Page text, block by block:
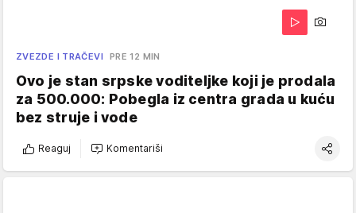
ZVEZDE I TRAČEVI PRE 12 MIN
Ovo je stan srpske voditeljke koji je prodala
za 500.000: Pobegla iz centra grada u kuću
bez struje i vode
Reaguj Komentariši